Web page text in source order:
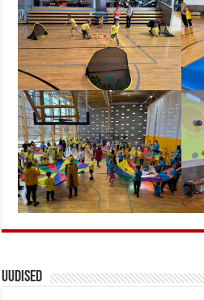
Uudised